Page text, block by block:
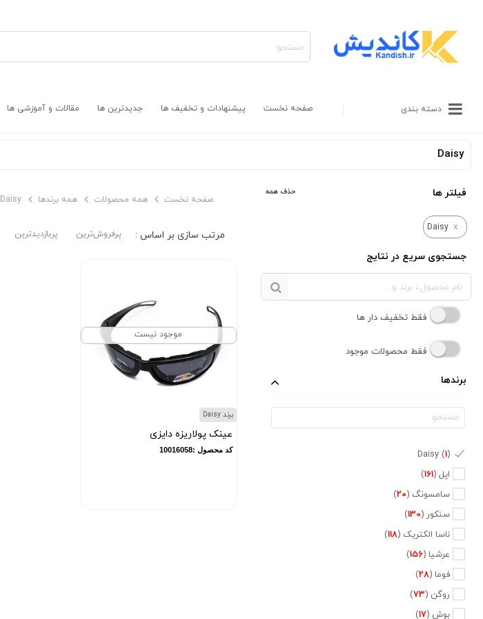
دسته بندی صفحه نخست پیشنهادات و تخفیف ها جدیدترین ها مقالات و آموزشی ها
Daisy
فیلتر ها حذف همه
x
Daisy
جستجوی سریع در نتایج
برندها
Daisy (1)
اپل (161
)
سامسونگ (20
)
سنکور (130
)
ناسا الکتریک (118
)
عرشیا (156
)
فوما (28
)
روگن (73
)
بوش (17
)
صفحه نخست همه محصولات همه برندها Daisy
پرفروش‌ترین‌ پربازدیدترین
موجود نیست
برند Daisy
عینک پولاریزه دایزی
کد محصول :10016058